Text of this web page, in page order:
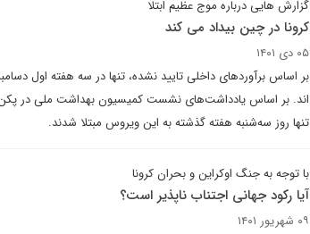
گزارش هایی درباره موج عظیم ابتلا
کرونا در چین بیداد می کند
۰۵ دی ۱۴۰۱
تنها روز سه‌شنبه هفته گذشته به این ویروس مبتلا شدند.
با توجه به جنگ اوکراین و بحران کرونا
آیا رکود جهانی اجتناب ناپذیر است؟
۰۹ شهریور ۱۴۰۱